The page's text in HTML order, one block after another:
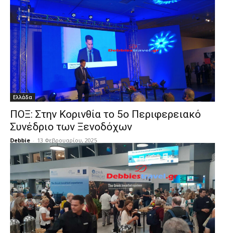
Ελλάδα
ΠΟΞ: Στην Κορινθία το 5ο Περιφερειακό
Συνέδριο των Ξενοδόχων
Debbie - 13 Φεβρουαρίου, 2025